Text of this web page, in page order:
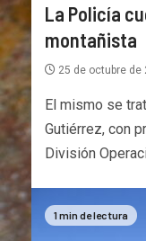
La Policía
montañista
25 de octubre de
El mismo se
Gutiérrez, con
División
1 min de lectura